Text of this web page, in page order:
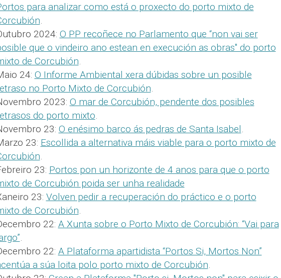
para analizar como está o proxecto do porto mixto de
2024: O PP recoñece no Parlamento que “non vai ser
que o vindeiro ano estean en execución as obras" do porto
de Corcubión
24: O Informe Ambiental xera dúbidas sobre un posible
no Porto Mixto de Corcubión
2023: O mar de Corcubión, pendente dos posibles
do porto mixto
23: O enésimo barco ás pedras de Santa Isabel
23: Escollida a alternativa máis viable para o porto mixto de
23: Portos pon un horizonte de 4 anos para que o porto
de Corcubión poida ser unha realidade
23: Volven pedir a recuperación do práctico e o porto
de Corcubión
22: A Xunta sobre o Porto Mixto de Corcubión: “Vai para
22: A Plataforma apartidista “Portos Si, Mortos Non”
a súa loita polo porto mixto de Corcubión